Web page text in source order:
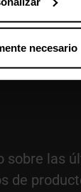
necesario
y 14:00 a
sobre las
de